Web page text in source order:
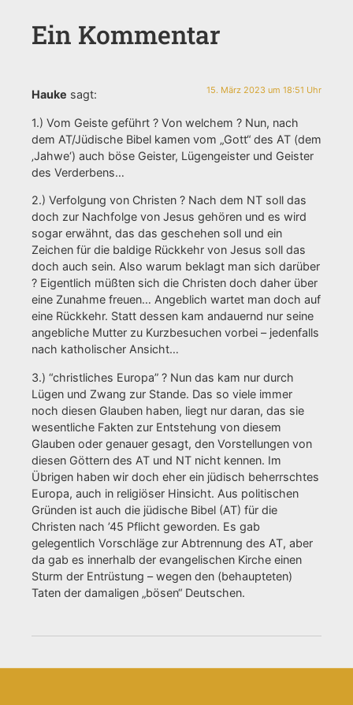
Ein Kommentar
Hauke sagt: 15. März 2023 um 18:51 Uhr
1.) Vom Geiste geführt ? Von welchem ? Nun, nach
dem AT/Jüdische Bibel kamen vom „Gott“ des AT (dem
‚Jahwe‘) auch böse Geister, Lügengeister und Geister
des Verderbens…
2.) Verfolgung von Christen ? Nach dem NT soll das
doch zur Nachfolge von Jesus gehören und es wird
sogar erwähnt, das das geschehen soll und ein
Zeichen für die baldige Rückkehr von Jesus soll das
doch auch sein. Also warum beklagt man sich darüber
? Eigentlich müßten sich die Christen doch daher über
eine Zunahme freuen… Angeblich wartet man doch auf
eine Rückkehr. Statt dessen kam andauernd nur seine
angebliche Mutter zu Kurzbesuchen vorbei – jedenfalls
nach katholischer Ansicht…
3.) “christliches Europa” ? Nun das kam nur durch
Lügen und Zwang zur Stande. Das so viele immer
noch diesen Glauben haben, liegt nur daran, das sie
wesentliche Fakten zur Entstehung von diesem
Glauben oder genauer gesagt, den Vorstellungen von
diesen Göttern des AT und NT nicht kennen. Im
Übrigen haben wir doch eher ein jüdisch beherrschtes
Europa, auch in religiöser Hinsicht. Aus politischen
Gründen ist auch die jüdische Bibel (AT) für die
Christen nach ’45 Pflicht geworden. Es gab
gelegentlich Vorschläge zur Abtrennung des AT, aber
da gab es innerhalb der evangelischen Kirche einen
Sturm der Entrüstung – wegen den (behaupteten)
Taten der damaligen „bösen“ Deutschen.